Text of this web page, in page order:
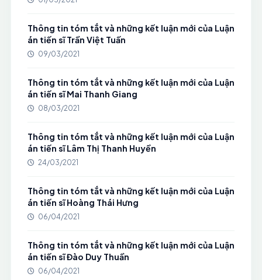
Thông tin tóm tắt và những kết luận mới của Luận
án tiến sĩ Trần Việt Tuấn
09/03/2021
Thông tin tóm tắt và những kết luận mới của Luận
án tiến sĩ Mai Thanh Giang
08/03/2021
Thông tin tóm tắt và những kết luận mới của Luận
án tiến sĩ Lâm Thị Thanh Huyền
24/03/2021
Thông tin tóm tắt và những kết luận mới của Luận
án tiến sĩ Hoàng Thái Hưng
06/04/2021
Thông tin tóm tắt và những kết luận mới của Luận
án tiến sĩ Đào Duy Thuần
06/04/2021